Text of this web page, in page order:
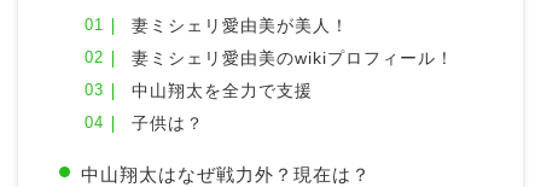
妻ミシェリ愛由美が美人！
妻ミシェリ愛由美のwikiプロフィール！
中山翔太を全力で支援
子供は？
中山翔太はなぜ戦力外？現在は？